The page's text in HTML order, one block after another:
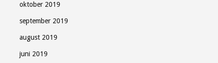
oktober 2019
september 2019
august 2019
juni 2019